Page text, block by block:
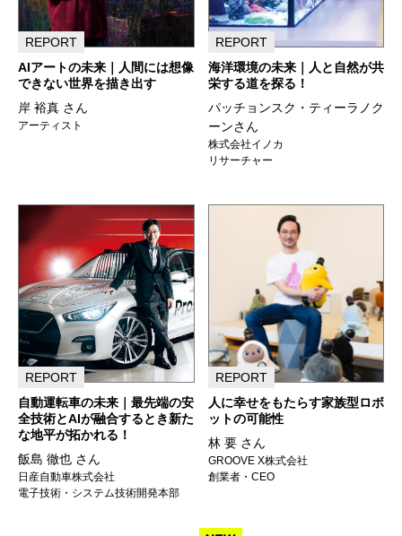
REPORT
AIアートの未来｜人間には想像
できない世界を描き出す
岸 裕真 さん
アーティスト
REPORT
海洋環境の未来｜人と自然が共
栄する道を探る！
パッチョンスク・ティーラノク
ーンさん
株式会社イノカ
リサーチャー
REPORT
自動運転車の未来｜最先端の安
全技術とAIが融合するとき新た
な地平が拓かれる！
飯島 徹也 さん
日産自動車株式会社
電子技術・システム技術開発本部
REPORT
人に幸せをもたらす家族型ロボ
ットの可能性
林 要 さん
GROOVE X株式会社
創業者・CEO